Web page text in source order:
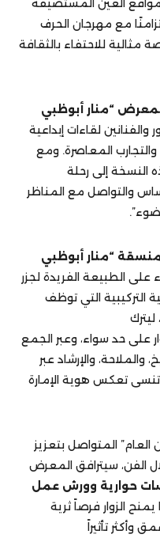
مواقع العين المستضيفة
من 1 نوفمبر، تزامنًا مع مهرجان الحرف
مثالية للاحتفاء بالثقافة
“منار أبوظبي
لقاءات إبداعية
والتجارب المعاصرة. ومع
النسخة إلى رحلة
والتواصل مع المناظر
منسقة “منار أبوظبي
الطبيعة الفريدة لجزر
التركيبية التي توظف
ليترك
على حد سواء، وعبر الجمع
والملاحة، والإرشاد عبر
تنسى تعكس هوية الإمارة
العام” المتواصل بتعزيز
الفن، سيترافق المعرض
حوارية وورش عمل
يمنح الزوار فرصاً ثرية
وأكثر تأثيراً